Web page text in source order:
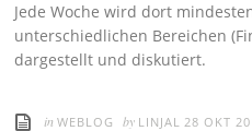
Jede Woche wird dort
unterschiedlichen Bereichen
dargestellt und diskutiert.
inWEBLOG by LINJAL 28 OKT